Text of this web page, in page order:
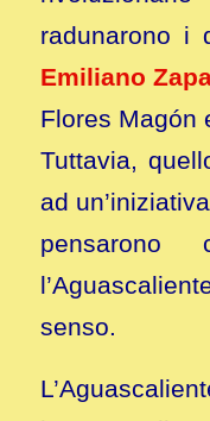
radunarono i
Emiliano
Flores Magón
Tuttavia,
ad
senso.